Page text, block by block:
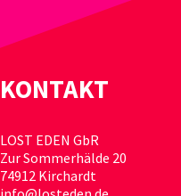
KONTAKT
LOST EDEN GbR
Zur Sommerhälde 20
74912 Kirchardt